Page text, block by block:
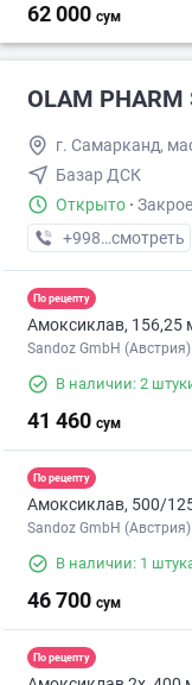
62 000 сум
OLAM
г. Самарканд,
Базар ДСК
Открыто ·
+998 (95) XXX-
смотреть
По рецепту
Амоксиклав, 156,25
Sandoz GmbH (Австрия)
В наличии: 2
41 460 сум
По рецепту
Амоксиклав, 500/
Sandoz GmbH (Австрия)
В наличии: 1
46 700 сум
По рецепту